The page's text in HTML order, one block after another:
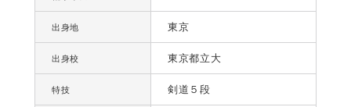
出身地 東京
出身校 東京都立大
特技 剣道５段